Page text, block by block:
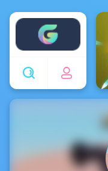
Enjoy4fun